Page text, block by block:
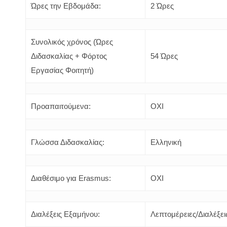
Ώρες την Εβδομάδα: 2 Ώρες
Συνολικός χρόνος (Ώρες
Διδασκαλίας + Φόρτος
Εργασίας Φοιτητή)
54 Ώρες
Προαπαιτούμενα: OXI
Γλώσσα Διδασκαλίας: Ελληνική
Διαθέσιμο για Erasmus: ΟΧΙ
Διαλέξεις Εξαμήνου: Λεπτομέρειες/